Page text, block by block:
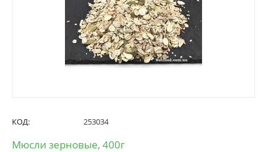
КОД: 253034
Мюсли зерновые, 400г